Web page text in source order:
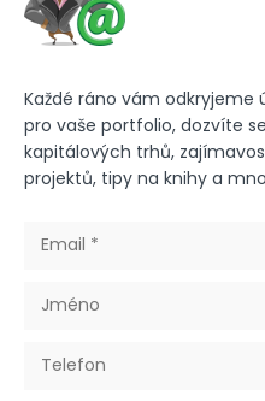
Každé ráno vám odkryjeme
pro vaše portfolio, dozvíte
kapitálových trhů,
projektů, tipy na knihy a